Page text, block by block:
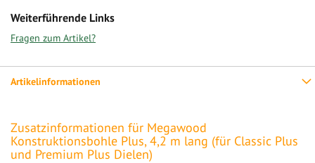
Weiterführende Links
Fragen zum Artikel?
Artikelinformationen
Zusatzinformationen für Megawood
Konstruktionsbohle Plus, 4,2 m lang (für Classic Plus
und Premium Plus Dielen)